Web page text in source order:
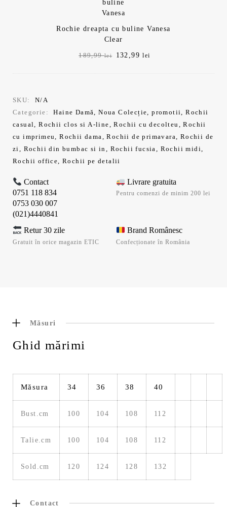
Rochie dreapta cu buline Vanesa
Clear
189,99lei
Prețul
132,99lei
SKU:
N/A
Categorie:
Haine Damă,Noua Colecție,promotii,Rochii
casual,Rochii clos si A-line,Rochii cu decolteu,Rochii
cu imprimeu,Rochii dama,Rochii de primavara, Rochii de
zi, Rochii din bumbac si in, Rochii fucsia, Rochii midi,
Rochii office,Rochii pe detalii
Contact
0751 118 834
0753 030 007
(021)4440841
Livrare gratuita
Pentru comenzi de minim 200 lei
Retur 30 zile
Gratuit în orice magazin ETIC
Brand Românesc
Confecționate în România
Măsuri
Ghid mărimi
Măsura 34 36 38 40
Bust.cm 100 104 108 112
Talie.cm 100 104 108 112
Sold.cm 120 124 128 132
Contact